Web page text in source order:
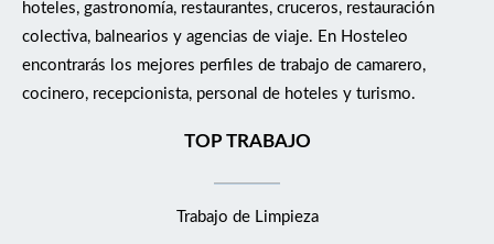
hoteles, gastronomía, restaurantes, cruceros, restauración
colectiva, balnearios y agencias de viaje. En Hosteleo
encontrarás los mejores perfiles de trabajo de camarero,
cocinero, recepcionista, personal de hoteles y turismo.
TOP TRABAJO
Trabajo de Limpieza